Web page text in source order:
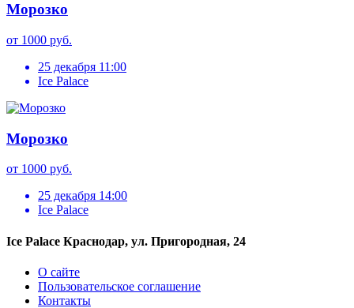
Морозко
от 1000 руб.
25 декабря 11:00
Ice Palace
Морозко
от 1000 руб.
25 декабря 14:00
Ice Palace
Ice Palace Краснодар, ул. Пригородная, 24
О сайте
Пользовательское соглашение
Контакты